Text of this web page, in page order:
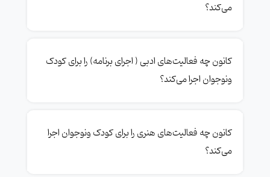
می‌کند؟
کانون چه فعالیت‌های ادبی ( اجرای برنامه) را برای کودک
ونوجوان اجرا می‌کند؟
کانون چه فعالیت‌های هنری را برای کودک ونوجوان اجرا
می‌کند؟